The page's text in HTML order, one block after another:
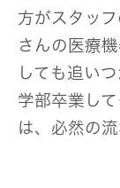
方がスタッ
さんの医療
しても追い
学部卒業し
は、必然の流